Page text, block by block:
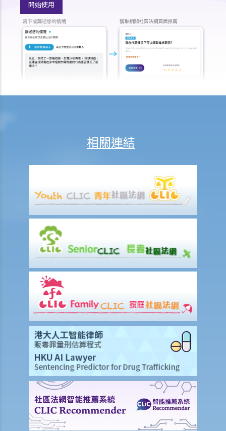
取得授予遺囑認證（有遺囑）與取得授予遺產管理書（無遺囑）
1. 辦理死亡登記
2. 尋找死者的遺囑及檢查其銀行保險箱
1. 如何可以檢視死者的銀行保險箱？
2. 遺囑執行人 / 遺產管理人在甚麼情況下，才可提取死者於銀行保險箱
3. 如果死者的個人財物並不是放在銀行保險箱內，如何去收集這些財物
2. 如果遺囑執行人不在香港居住，並且拒絕就出任遺囑執行人，他該如
何放棄遺囑認證的權利？
2. 程序
1. 如果遺囑丟失並且沒有可用的遺囑副本，可以申領授予遺囑認證書
2. 當正本遺囑丟失，只有遺囑副本時，可以申領授予遺囑認證書嗎？
3. 如果一個人（不是遺囑執行人）持有遺囑並拒絕將其交給遺囑執行
人，遺囑執行人可以做什麼？
4. 遺產管理書 (在無遺囑而去世的情況下)
1. 資格
1. 如果有人根據優先次序中有權獲得遺產管理書，但他失蹤了或拒絕申
請遺產管理書。另一個人可以申請嗎？他需要做什麼？
2. 我父親的表親去世前沒有訂立遺囑。他未婚，沒有子女。他的兄弟姐
妹因年事已高不想申請遺產管理書。我父親或我可以申請遺產管理書
2. 程序
1. 如果立遺囑人在生前公開表示已經訂立遺囑，但在其死後未能找到遺
開始使用
相關連結